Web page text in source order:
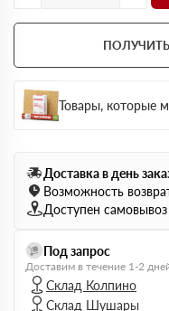
Товары, которые
Доставка в день
Возможность
Доступен самовывоз
Под запрос
Доставим в течение 1-2
Склад Колпино
Склад Шушары